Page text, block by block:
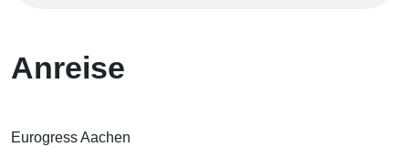
Anreise
Eurogress Aachen